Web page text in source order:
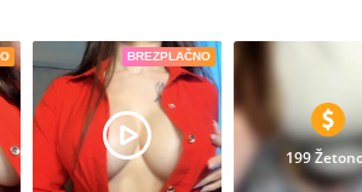
BREZPLAČNO
199